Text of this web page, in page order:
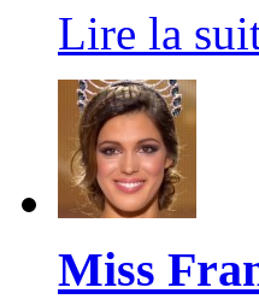
Lire la
Miss